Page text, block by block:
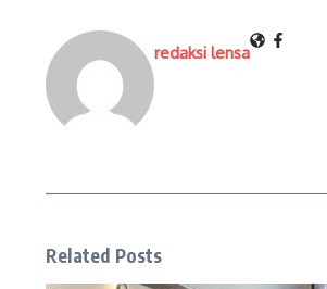
redaksi lensa
Related Posts